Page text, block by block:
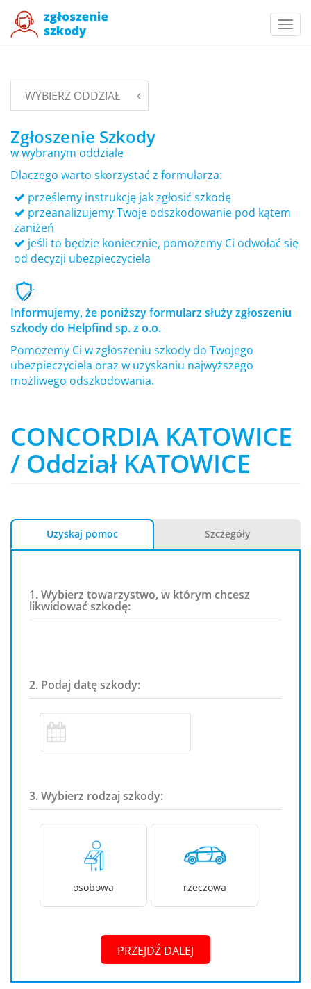
WYBIERZ ODDZIAŁ
Zgłoszenie Szkody
w wybranym oddziale
Dlaczego warto skorzystać z formularza:
prześlemy instrukcję jak zgłosić szkodę
przeanalizujemy Twoje odszkodowanie pod kątem
zaniżeń
jeśli to będzie koniecznie, pomożemy Ci odwołać się
od decyzji ubezpieczyciela
Informujemy, że poniższy formularz służy zgłoszeniu
szkody do Helpfind sp. z o.o.
Pomożemy Ci w zgłoszeniu szkody do Twojego
ubezpieczyciela oraz w uzyskaniu najwyższego
możliwego odszkodowania.
CONCORDIA KATOWICE
/ Oddział KATOWICE
Uzyskaj pomoc Szczegóły
1. Wybierz towarzystwo, w którym chcesz
likwidować szkodę:
2. Podaj datę szkody:
3. Wybierz rodzaj szkody:
osobowa rzeczowa
PRZEJDŹ DALEJ